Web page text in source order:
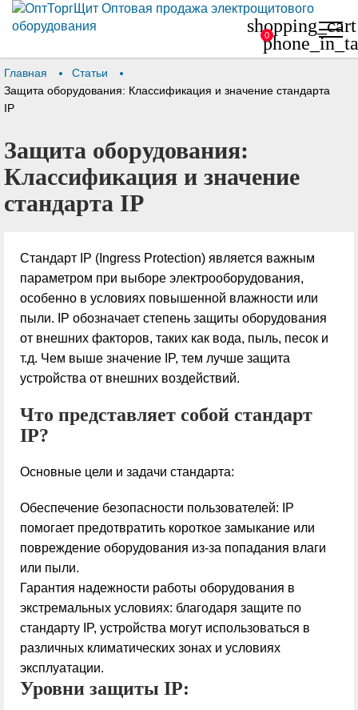
shopping_cart
0
Главная
Статьи
Защита оборудования: Классификация и значение стандарта
IP
Защита оборудования:
Классификация и значение
стандарта IP
Стандарт IP (Ingress Protection) является важным
параметром при выборе электрооборудования,
особенно в условиях повышенной влажности или
пыли. IP обозначает степень защиты оборудования
от внешних факторов, таких как вода, пыль, песок и
т.д. Чем выше значение IP, тем лучше защита
устройства от внешних воздействий.
Что представляет собой стандарт
IP?
Основные цели и задачи стандарта:
Обеспечение безопасности пользователей: IP
помогает предотвратить короткое замыкание или
повреждение оборудования из-за попадания влаги
или пыли.
Гарантия надежности работы оборудования в
экстремальных условиях: благодаря защите по
стандарту IP, устройства могут использоваться в
различных климатических зонах и условиях
эксплуатации.
Уровни защиты IP: